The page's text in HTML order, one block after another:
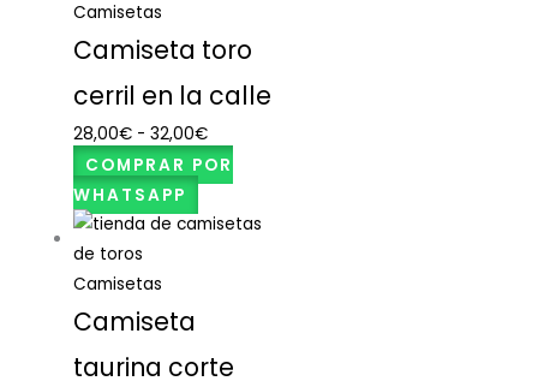
Camisetas
Camiseta toro
cerril en la calle
28,00€ - 32,00€
COMPRAR POR
WHATSAPP
Camisetas
Camiseta
taurina corte